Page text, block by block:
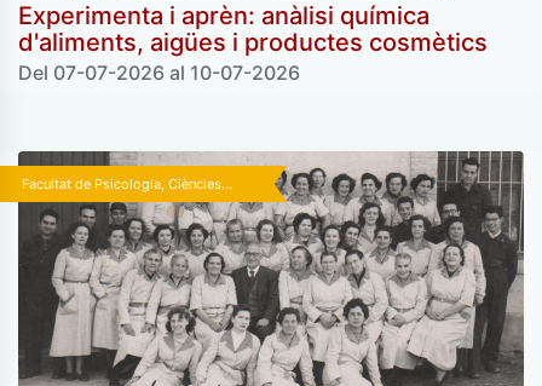
Experimenta i aprèn: anàlisi química
d'aliments, aigües i productes cosmètics
Del 07-07-2026 al 10-07-2026
Facultat de Psicologia, Ciències...